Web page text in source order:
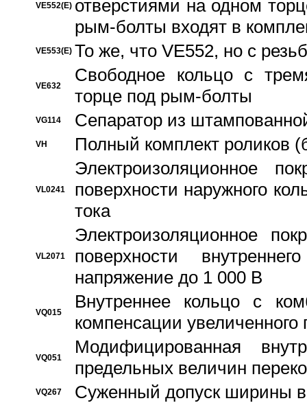
VE552(E) отверстиями на одном
рым-болты входят в
VE553(E) То же, что VE552, но с
VE632
Свободное кольцо с
торце под рым-болты
VG114 Сепаратор из
VH Полный комплект роликов
VL0241
Электроизоляционное
поверхности наружного
тока
VL2071
Электроизоляционное
поверхности
напряжение до 1 000 В
VQ015
Bнутреннее кольцо с
компенсации увеличенного
VQ051
Модифицированная
предельных величин
VQ267 Суженный допуск ширины